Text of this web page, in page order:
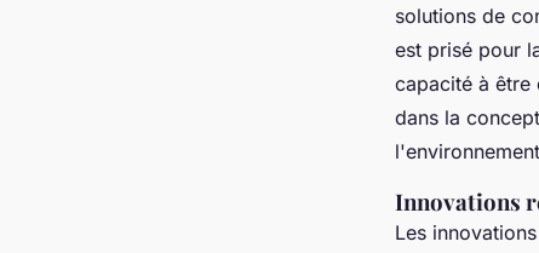
solutions de
est prisé pour
capacité à être
dans la
Innovations
Les